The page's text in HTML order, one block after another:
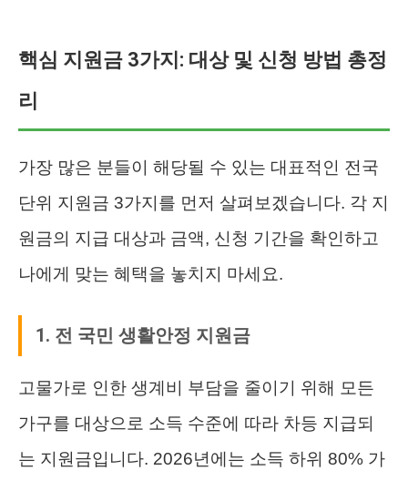
핵심 지원금 3가지: 대상 및 신청 방법 총정
리
가장 많은 분들이 해당될 수 있는 대표적인 전국
단위 지원금 3가지를 먼저 살펴보겠습니다. 각 지
원금의 지급 대상과 금액, 신청 기간을 확인하고
나에게 맞는 혜택을 놓치지 마세요.
1. 전 국민 생활안정 지원금
고물가로 인한 생계비 부담을 줄이기 위해 모든
가구를 대상으로 소득 수준에 따라 차등 지급되
는 지원금입니다. 2026년에는 소득 하위 80% 가